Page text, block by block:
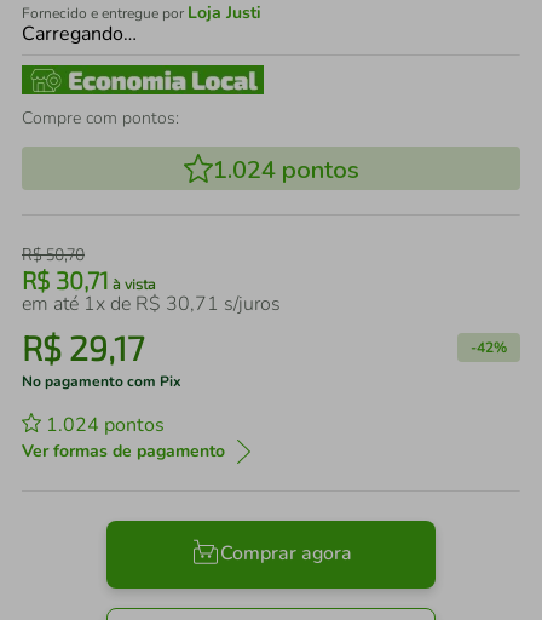
Fornecido e entregue por Loja Justi
Carregando…
Compre com pontos:
1.024pontos
R$50,70
R$ 30,71 à vista
em até 1x de R$ 30,71 s/juros
R$ 29,17 -42%
No pagamento com Pix
1.024 pontos
Ver formas de pagamento
Comprar agora